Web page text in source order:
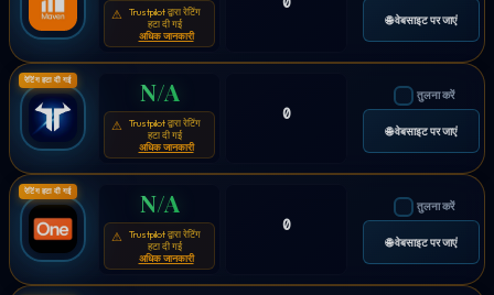
⚠
Trustpilot द्वारा रेटिंग
हटा दी गई
अधिक जानकारी
🌐 वेबसाइट पर जाएं
रेटिंग हटा दी गई N/A
⚠
Trustpilot द्वारा रेटिंग
हटा दी गई
अधिक जानकारी
0
तुलना करें
🌐 वेबसाइट पर जाएं
रेटिंग हटा दी गई N/A
⚠
Trustpilot द्वारा रेटिंग
हटा दी गई
अधिक जानकारी
0
तुलना करें
🌐 वेबसाइट पर जाएं